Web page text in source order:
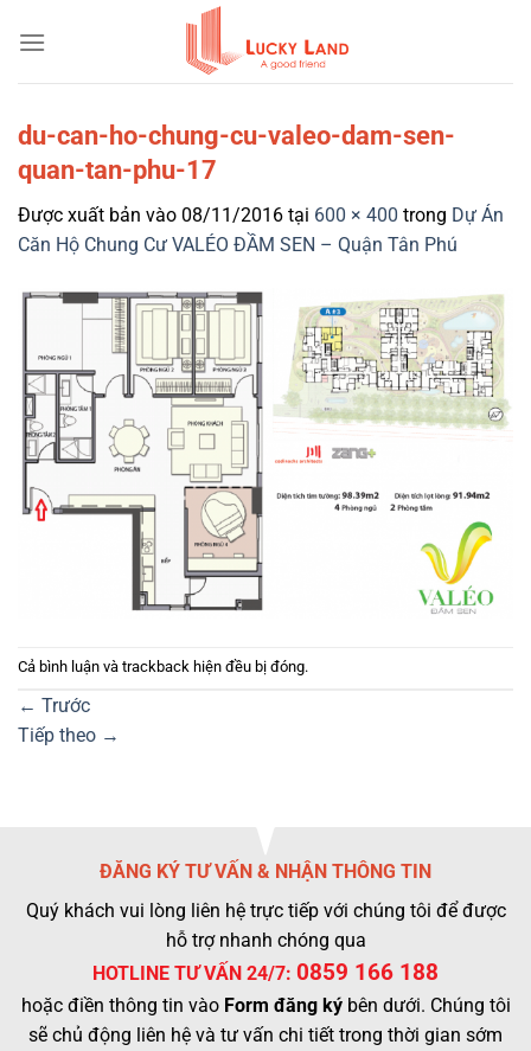
qua
du-can-ho-chung-cu-valeo-dam-sen-
quan-tan-phu-17
Được xuất bản vào 08/11/2016 tại 600 × 400 trong Dự Án
Căn Hộ Chung Cư VALÉO ĐẦM SEN – Quận Tân Phú
Cả bình luận và trackback hiện đều bị đóng.
← Trước
Tiếp theo →
ĐĂNG KÝ TƯ VẤN & NHẬN THÔNG TIN
Quý khách vui lòng liên hệ trực tiếp với chúng tôi để được
hỗ trợ nhanh chóng qua
HOTLINE TƯ VẤN 24/7: 0859 166 188
hoặc điền thông tin vào Form đăng kýbên dưới. Chúng tôi
sẽ chủ động liên hệ và tư vấn chi tiết trong thời gian sớm